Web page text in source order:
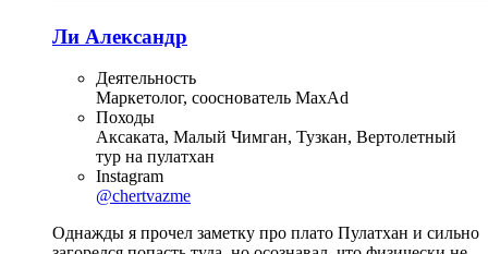
Ли Александр
Деятельность
Маркетолог, сооснователь MaxAd
Походы
Аксаката, Малый Чимган, Тузкан, Вертолетный
тур на пулатхан
Instagram
@chertvazme
Однажды я прочел заметку про плато Пулатхан и сильно